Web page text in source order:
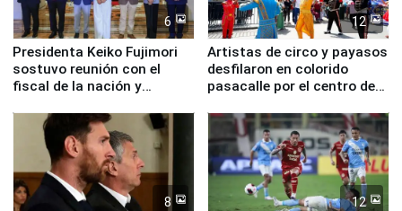
6
Presidenta Keiko Fujimori
sostuvo reunión con el
fiscal de la nación y
12
Artistas de circo y payasos
desfilaron en colorido
pasacalle por el centro de
8 12